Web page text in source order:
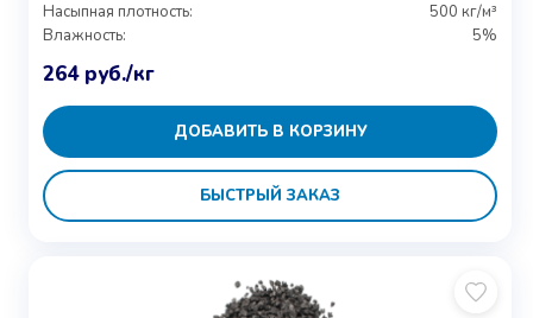
Насыпная плотность:
500 кг/м³
Влажность:
5%
264 руб./кг
ДОБАВИТЬ В КОРЗИНУ
БЫСТРЫЙ ЗАКАЗ